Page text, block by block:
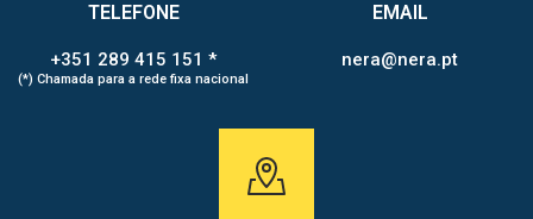
TELEFONE
+351 289 415 151 *
(*) Chamada para a rede fixa nacional
EMAIL
nera@nera.pt